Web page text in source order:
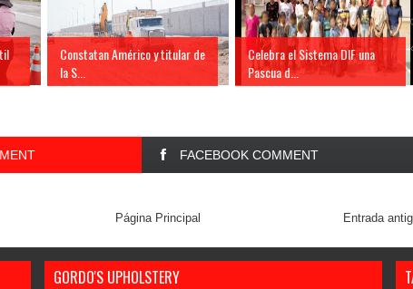
Constatan Américo y titular de
la S...
Celebra el Sistema DIF una
Pascua d...
FACEBOOK COMMENT
Entrada
Página Principal
GORDO'S UPHOLSTERY